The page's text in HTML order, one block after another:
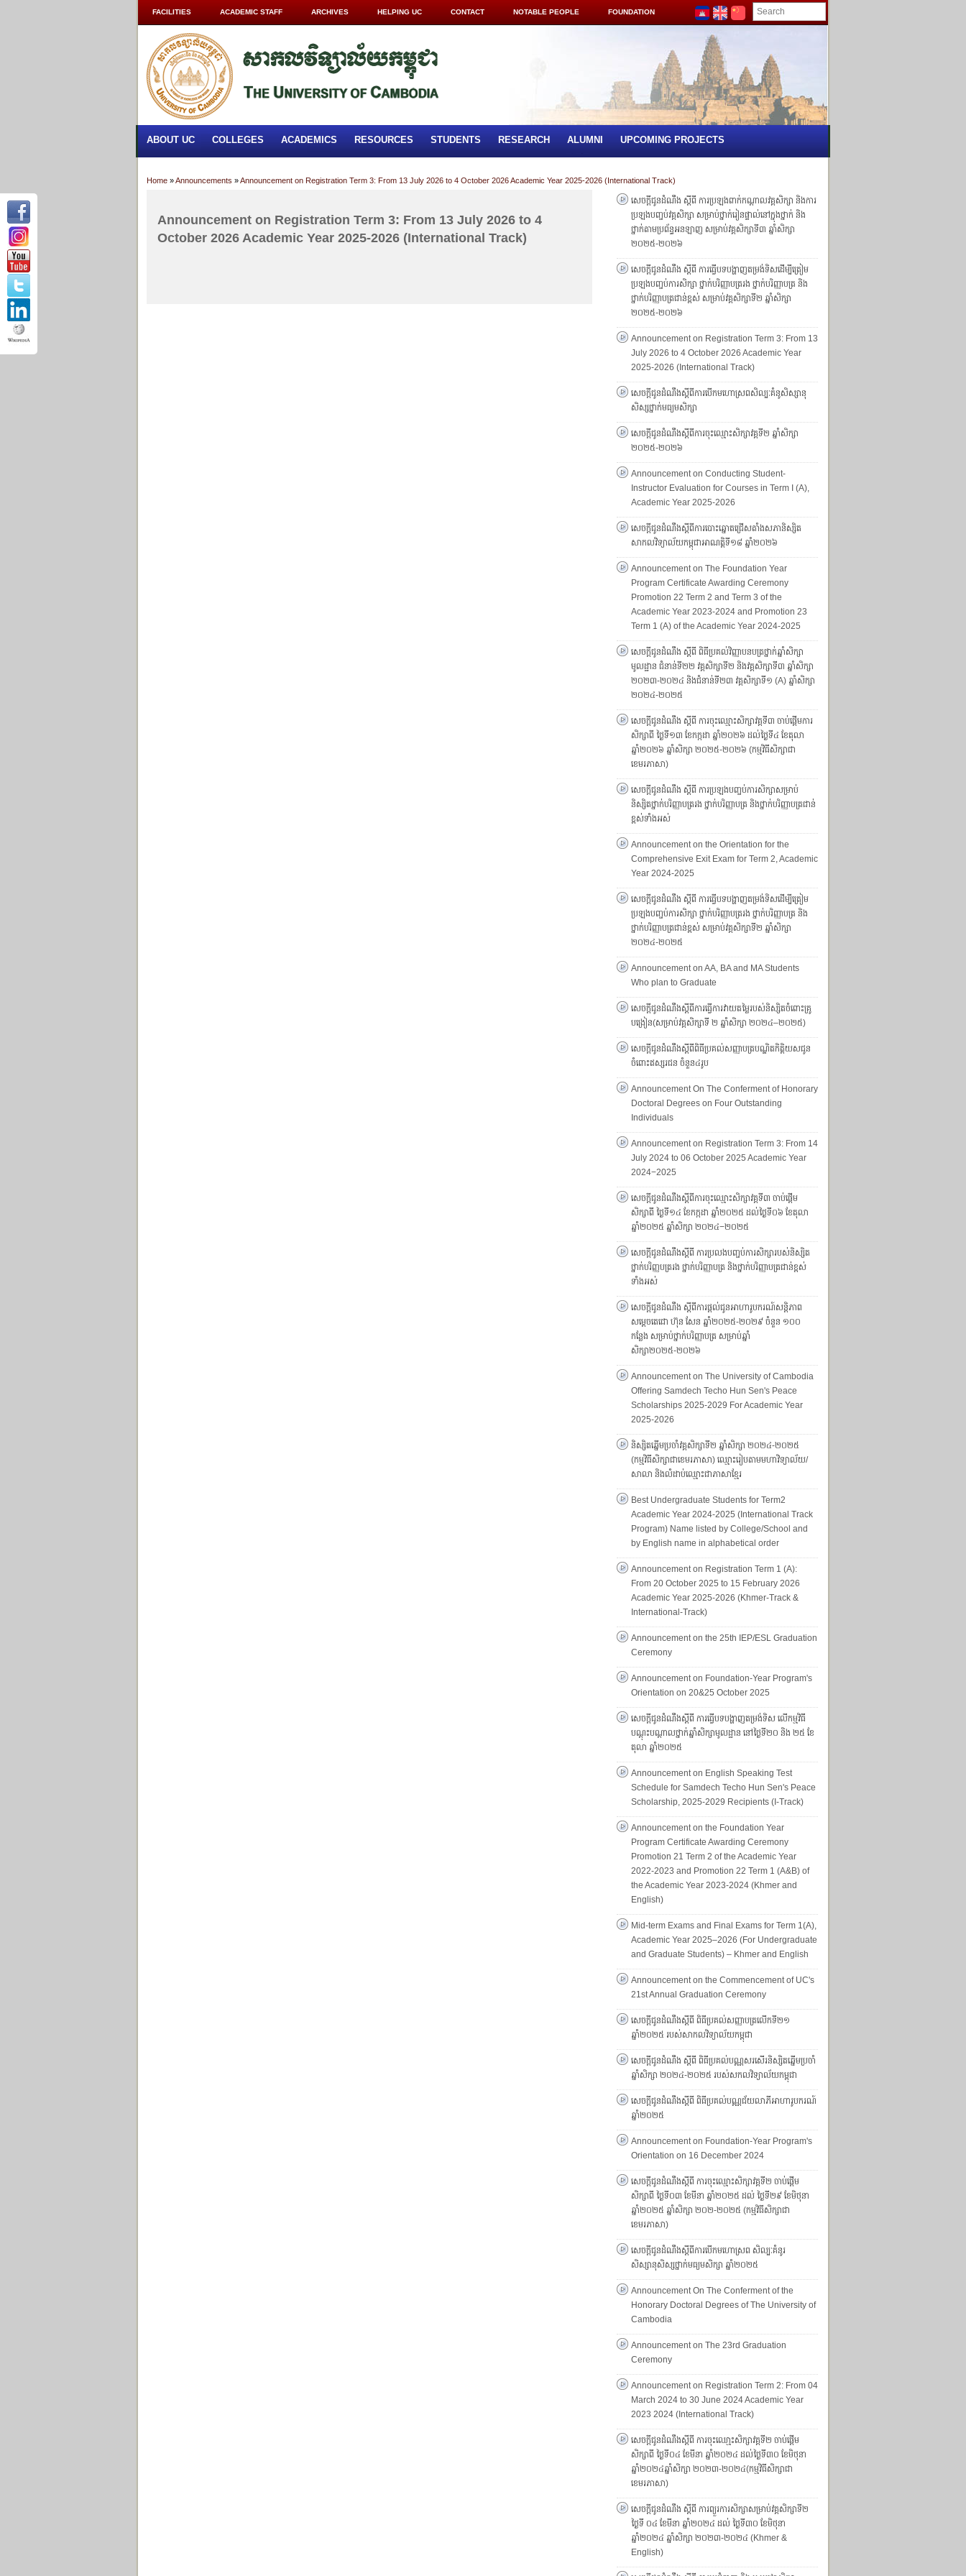
FACILITIES ACADEMIC STAFF ARCHIVES HELPING UC CONTACT NOTABLE PEOPLE FOUNDATION
ABOUT UC COLLEGES ACADEMICS RESOURCES STUDENTS RESEARCH ALUMNI UPCOMING PROJECTS
Home »Announcements »Announcement on Registration Term 3: From 13 July 2026 to 4 October 2026 Academic Year 2025-2026 (International Track)
Announcement on Registration Term 3: From 13 July 2026 to 4
October 2026 Academic Year 2025-2026 (International Track)
សេចក្ដីជូនដំណឹង ស្ដីពី ការប្រឡងពាក់កណ្ដាលវគ្គសិក្សា និងការ
ប្រឡងបញ្ចប់វគ្គសិក្សា សម្រាប់ថ្នាក់រៀនផ្ទាល់នៅក្នុងថ្នាក់ និង
ថ្នាក់តាមប្រព័ន្ធអនឡាញ សម្រាប់វគ្គសិក្សាទី៣ ឆ្នាំសិក្សា
២០២៥-២០២៦
សេចក្តីជូនដំណឹង ស្តីពី ការធ្វើបទបង្ហាញតម្រង់ទិសដើម្បីត្រៀម
ប្រឡងបញ្ចប់ការសិក្សា ថ្នាក់បរិញ្ញាបត្ររង ថ្នាក់បរិញ្ញាបត្រ និង
ថ្នាក់បរិញ្ញាបត្រជាន់ខ្ពស់ សម្រាប់វគ្គសិក្សាទី២ ឆ្នាំសិក្សា
២០២៥-២០២៦
Announcement on Registration Term 3: From 13
July 2026 to 4 October 2026 Academic Year
2025-2026 (International Track)
សេចក្ដីជូនដំណឹងស្ដីពីការបើកមហោស្រពសិល្បៈគំនូសិស្សានុ
សិស្សថ្នាក់មធ្យមសិក្សា
សេចក្ដីជូនដំណឹងស្ដីពីការចុះឈ្មោះសិក្សាវគ្គទី២ ឆ្នាំសិក្សា
២០២៥-២០២៦
Announcement on Conducting Student-
Instructor Evaluation for Courses in Term I (A),
Academic Year 2025-2026
សេចក្តីជូនដំណឹងស្តីពីការបោះឆ្នោតជ្រើសតាំងសភានិស្សិត
សាកលវិទ្យាល័យកម្ពុជាអាណត្តិទី១៨ ឆ្នាំ២០២៦
Announcement on The Foundation Year
Program Certificate Awarding Ceremony
Promotion 22 Term 2 and Term 3 of the
Academic Year 2023-2024 and Promotion 23
Term 1 (A) of the Academic Year 2024-2025
សេចក្តីជូនដំណឹង ស្តីពី ពិធីប្រគល់វិញ្ញាបនបត្រថ្នាក់ឆ្នាំសិក្សា
មូលដ្ឋាន ជំនាន់ទី២២ វគ្គសិក្សាទី២ និងវគ្គសិក្សាទី៣ ឆ្នាំសិក្សា
២០២៣-២០២៤ និងជំនាន់ទី២៣ វគ្គសិក្សាទី១ (A) ឆ្នាំសិក្សា
២០២៤-២០២៥
សេចក្តីជូនដំណឹង ស្តីពី ការចុះឈ្មោះសិក្សាវគ្គទី៣ ចាប់ផ្តើមការ
សិក្សាពី ថ្ងៃទី១៣ ខែកក្កដា ឆ្នាំ២០២៦ ដល់ថ្ងៃទី៤ ខែតុលា
ឆ្នាំ២០២៦ ឆ្នាំសិក្សា ២០២៥-២០២៦ (កម្មវិធីសិក្សាជា
ខេមរភាសា)
សេចក្តីជូនដំណឹង ស្តីពី ការប្រឡងបញ្ចប់ការសិក្សាសម្រាប់
និស្សិតថ្នាក់បរិញ្ញាបត្ររង ថ្នាក់បរិញ្ញាបត្រ និងថ្នាក់បរិញ្ញាបត្រជាន់
ខ្ពស់ទាំងអស់
Announcement on the Orientation for the
Comprehensive Exit Exam for Term 2, Academic
Year 2024-2025
សេចក្តីជូនដំណឹង ស្តីពី ការធ្វើបទបង្ហាញតម្រង់ទិសដើម្បីត្រៀម
ប្រឡងបញ្ចប់ការសិក្សា ថ្នាក់បរិញ្ញាបត្ររង ថ្នាក់បរិញ្ញាបត្រ និង
ថ្នាក់បរិញ្ញាបត្រជាន់ខ្ពស់ សម្រាប់វគ្គសិក្សាទី២ ឆ្នាំសិក្សា
២០២៤-២០២៥
Announcement on AA, BA and MA Students
Who plan to Graduate
សេចក្តីជូនដំណឹងស្តីពីការធ្វើការវាយតម្លៃរបស់និស្សិតចំពោះគ្រូ
បង្រៀន(សម្រាប់វគ្គសិក្សាទី ២ ឆ្នាំសិក្សា ២០២៤–២០២៥)
សេចក្តីជូនដំណឹងស្ដីពីពិធីប្រគល់សញ្ញាបត្របណ្ឌិតកិត្តិយសជូន
ចំពោះឥស្សរជន ចំនួន៤រូប
Announcement On The Conferment of Honorary
Doctoral Degrees on Four Outstanding
Individuals
Announcement on Registration Term 3: From 14
July 2024 to 06 October 2025 Academic Year
2024−2025
សេចក្ដីជូនដំណឹងស្ដីពីការចុះឈ្មោះសិក្សាវគ្គទី៣ ចាប់ផ្តើម
សិក្សាពី ថ្ងៃទី១៤ ខែកក្កដា ឆ្នាំ២០២៥ ដល់ថ្ងៃទី០៦ ខែតុលា
ឆ្នាំ២០២៥ ឆ្នាំសិក្សា ២០២៤−២០២៥
សេចក្តីជូនដំណឹងស្តីពី ការប្រលងបញ្ចប់ការសិក្សារបស់និស្សិត
ថ្នាក់បរិញ្ញបត្ររង ថ្នាក់បរិញ្ញាបត្រ និងថ្នាក់បរិញ្ញាបត្រជាន់ខ្ពស់
ទាំងអស់
សេចក្តីជូនដំណឹង ស្តីពីការផ្តល់ជូនអាហារូបករណ៍សន្តិភាព
សម្ដេចតេជោ ហ៊ុន សែន ឆ្នាំ២០២៥-២០២៩ ចំនួន ១០០
កន្លែង សម្រាប់ថ្នាក់បរិញ្ញាបត្រ សម្រាប់ឆ្នាំ
សិក្សា២០២៥-២០២៦
Announcement on The University of Cambodia
Offering Samdech Techo Hun Sen's Peace
Scholarships 2025-2029 For Academic Year
2025-2026
និស្សិតឆ្នើមប្រចាំវគ្គសិក្សាទី២ ឆ្នាំសិក្សា ២០២៤-២០២៥
(កម្មវិធីសិក្សាជាខេមរភាសា) ឈ្មោះរៀបតាមមហាវិទ្យាល័យ/
សាលា និងលំដាប់ឈ្មោះជាភាសាខ្មែរ
Best Undergraduate Students for Term2
Academic Year 2024-2025 (International Track
Program) Name listed by College/School and
by English name in alphabetical order
Announcement on Registration Term 1 (A):
From 20 October 2025 to 15 February 2026
Academic Year 2025-2026 (Khmer-Track &
International-Track)
Announcement on the 25th IEP/ESL Graduation
Ceremony
Announcement on Foundation-Year Program's
Orientation on 20&25 October 2025
សេចក្ដីជូនដំណឹងស្ដីពី ការធ្វើបទបង្ហាញតម្រង់ទិស លើកម្មវិធី
បណ្ដុះបណ្ដាលថ្នាក់ឆ្នាំសិក្សាមូលដ្ឋាន នៅថ្ងៃទី២០ និង ២៥ ខែ
តុលា ឆ្នាំ២០២៥
Announcement on English Speaking Test
Schedule for Samdech Techo Hun Sen's Peace
Scholarship, 2025-2029 Recipients (I-Track)
Announcement on the Foundation Year
Program Certificate Awarding Ceremony
Promotion 21 Term 2 of the Academic Year
2022-2023 and Promotion 22 Term 1 (A&B) of
the Academic Year 2023-2024 (Khmer and
English)
Mid-term Exams and Final Exams for Term 1(A),
Academic Year 2025–2026 (For Undergraduate
and Graduate Students) – Khmer and English
Announcement on the Commencement of UC's
21st Annual Graduation Ceremony
សេចក្តីជូនដំណឹងស្តីពី ពិធីប្រគល់សញ្ញាបត្រលើកទី២១
ឆ្នាំ២០២៥ របស់សាកលវិទ្យាល័យកម្ពុជា
សេចក្តីជូនដំណឹង ស្តីពី ពិធីប្រគល់បណ្ណសរសើរនិស្សិតឆ្នើមប្រចាំ
ឆ្នាំសិក្សា ២០២៤-២០២៥ របស់សកលវិទ្យាល័យកម្ពុជា
សេចក្ដីជូនដំណឹងស្ដីពី ពិធីប្រគល់បណ្ណជ័យលាភីអាហារូបករណ៍​​​​​​
ឆ្នាំ២០២៥
Announcement on Foundation-Year Program's
Orientation on 16 December 2024
សេចក្តីជូនដំណឹងស្តីពី ការចុះឈ្មោះសិក្សាវគ្គទី២ ចាប់ផ្តើម
សិក្សាពី ថ្ងៃទី០៣ ខែមីនា ឆ្នាំ២០២៥ ដល់ ថ្ងៃទី២៩ ខែមិថុនា
ឆ្នាំ២០២៥ ឆ្នាំសិក្សា ២០២-២០២៥ (កម្មវិធីសិក្សាជា
ខេមរភាសា)
សេចក្តីជូនដំណឹងស្តីពីការបើកមហោស្រព សិល្បៈគំនូរ
សិស្សានុសិស្សថ្នាក់មធ្យមសិក្សា ឆ្នាំ២០២៥
Announcement On The Conferment of the
Honorary Doctoral Degrees of The University of
Cambodia
Announcement on The 23rd Graduation
Ceremony
Announcement on Registration Term 2: From 04
March 2024 to 30 June 2024 Academic Year
2023 2024 (International Track)
សេចក្តីជូនដំណឹងស្តីពី ការចុះឈោ្មះសិក្សាវគ្គទី២ ចាប់ផ្តើម
សិក្សាពី ថ្ងៃទី០៤ ខែមីនា ឆ្នាំ២០២៤ ដល់ថ្ងៃទី៣០ ខែមិថុនា
ឆ្នាំ២០២៤ឆ្នាំសិក្សា ២០២៣-២០២៤(កម្មវិធីសិក្សាជា
ខេមរភាសា)
សេចក្ដីជូនដំណឹង ស្ដីពី ការព្យួរការសិក្សាសម្រាប់វគ្គសិក្សាទី២
ថ្ងៃទី ០៤ ខែមីនា ឆ្នាំ២០២៤ ដល់ ថ្ងៃទី៣០ ខែមិថុនា
ឆ្នាំ២០២៤ ឆ្នាំសិក្សា ២០២៣-២០២៤ (Khmer &
English)